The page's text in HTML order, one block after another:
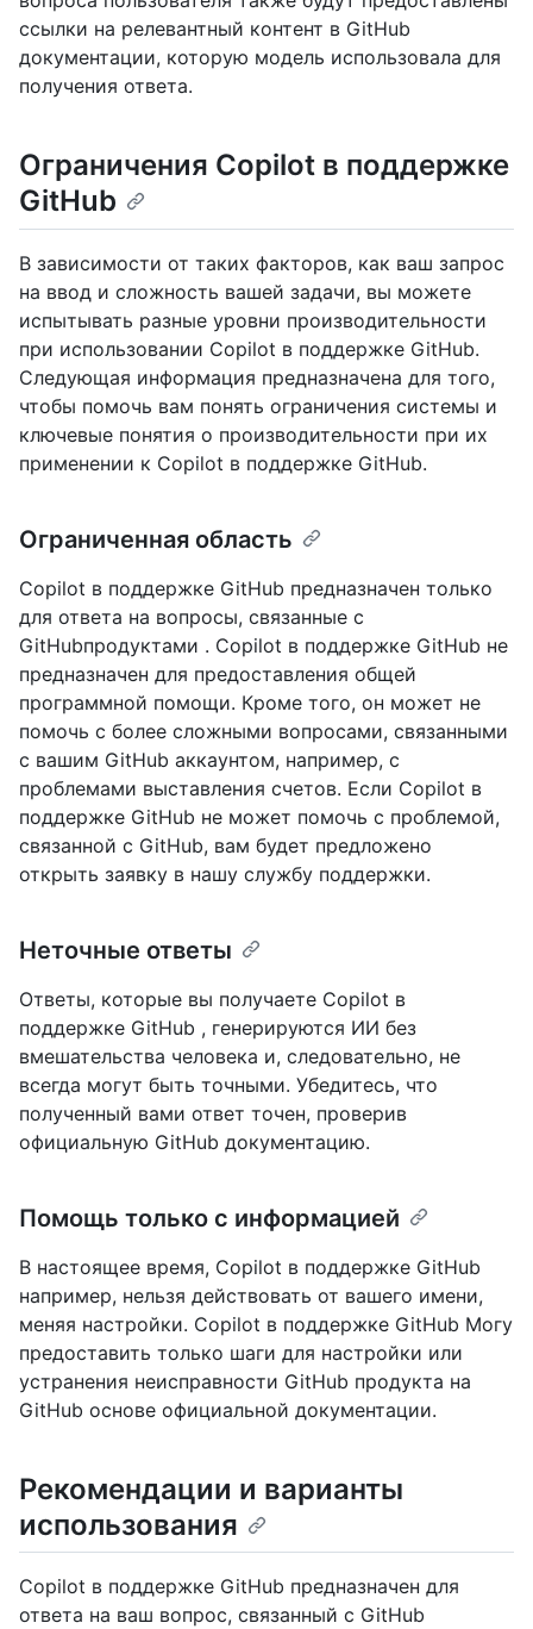
ссылки на релевантный контент в GitHub
документации, которую модель использовала для
получения ответа.
Ограничения Copilot в поддержке
GitHub
В зависимости от таких факторов, как ваш запрос
на ввод и сложность вашей задачи, вы можете
испытывать разные уровни производительности
при использовании Copilot в поддержке GitHub.
Следующая информация предназначена для того,
чтобы помочь вам понять ограничения системы и
ключевые понятия о производительности при их
применении к Copilot в поддержке GitHub.
Ограниченная область
Copilot в поддержке GitHub предназначен только
для ответа на вопросы, связанные с
GitHubпродуктами . Copilot в поддержке GitHub не
предназначен для предоставления общей
программной помощи. Кроме того, он может не
помочь с более сложными вопросами, связанными
с вашим GitHub аккаунтом, например, с
проблемами выставления счетов. Если Copilot в
поддержке GitHub не может помочь с проблемой,
связанной с GitHub, вам будет предложено
открыть заявку в нашу службу поддержки.
Неточные ответы
Ответы, которые вы получаете Copilot в
поддержке GitHub , генерируются ИИ без
вмешательства человека и, следовательно, не
всегда могут быть точными. Убедитесь, что
полученный вами ответ точен, проверив
официальную GitHub документацию.
Помощь только с информацией
В настоящее время, Copilot в поддержке GitHub
например, нельзя действовать от вашего имени,
меняя настройки. Copilot в поддержке GitHub Могу
предоставить только шаги для настройки или
устранения неисправности GitHub продукта на
GitHub основе официальной документации.
Рекомендации и варианты
использования
Copilot в поддержке GitHub предназначен для
ответа на ваш вопрос, связанный с GitHub